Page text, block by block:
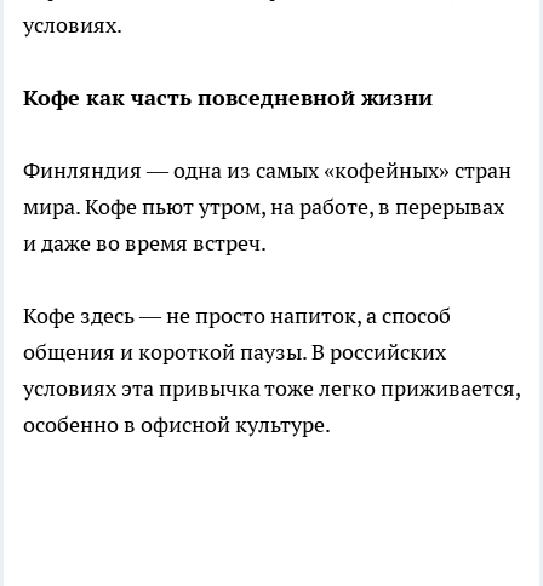
условиях.
Кофе как часть повседневной жизни
Финляндия — одна из самых «кофейных» стран
мира. Кофе пьют утром, на работе, в перерывах
и даже во время встреч.
Кофе здесь — не просто напиток, а способ
общения и короткой паузы. В российских
условиях эта привычка тоже легко приживается,
особенно в офисной культуре.